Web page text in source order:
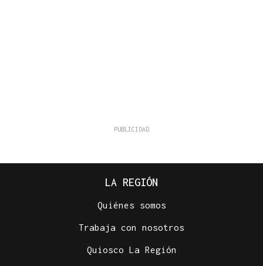
LA REGIÓN
Quiénes somos
Trabaja con nosotros
Quiosco La Región